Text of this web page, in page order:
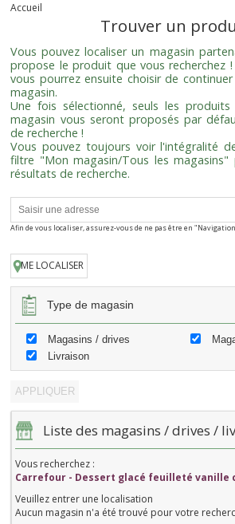
Accueil
Trouver un
Vous pouvez localiser un magasin
propose le produit que vous recherchez
vous pourrez ensuite choisir de
magasin.
Une fois sélectionné, seuls les
magasin vous seront proposés par
de recherche !
Vous pouvez toujours voir l'intégralité
filtre "Mon magasin/Tous les
résultats de recherche.
Afin de vous localiser, assurez-vous de ne pas être en
ME LOCALISER
Type de magasin
Magasins / drives
Livraison
Liste des magasins / drives /
Vous recherchez :
Carrefour - Dessert glacé feuilleté vanille
Veuillez entrer une localisation
Aucun magasin n'a été trouvé pour votre